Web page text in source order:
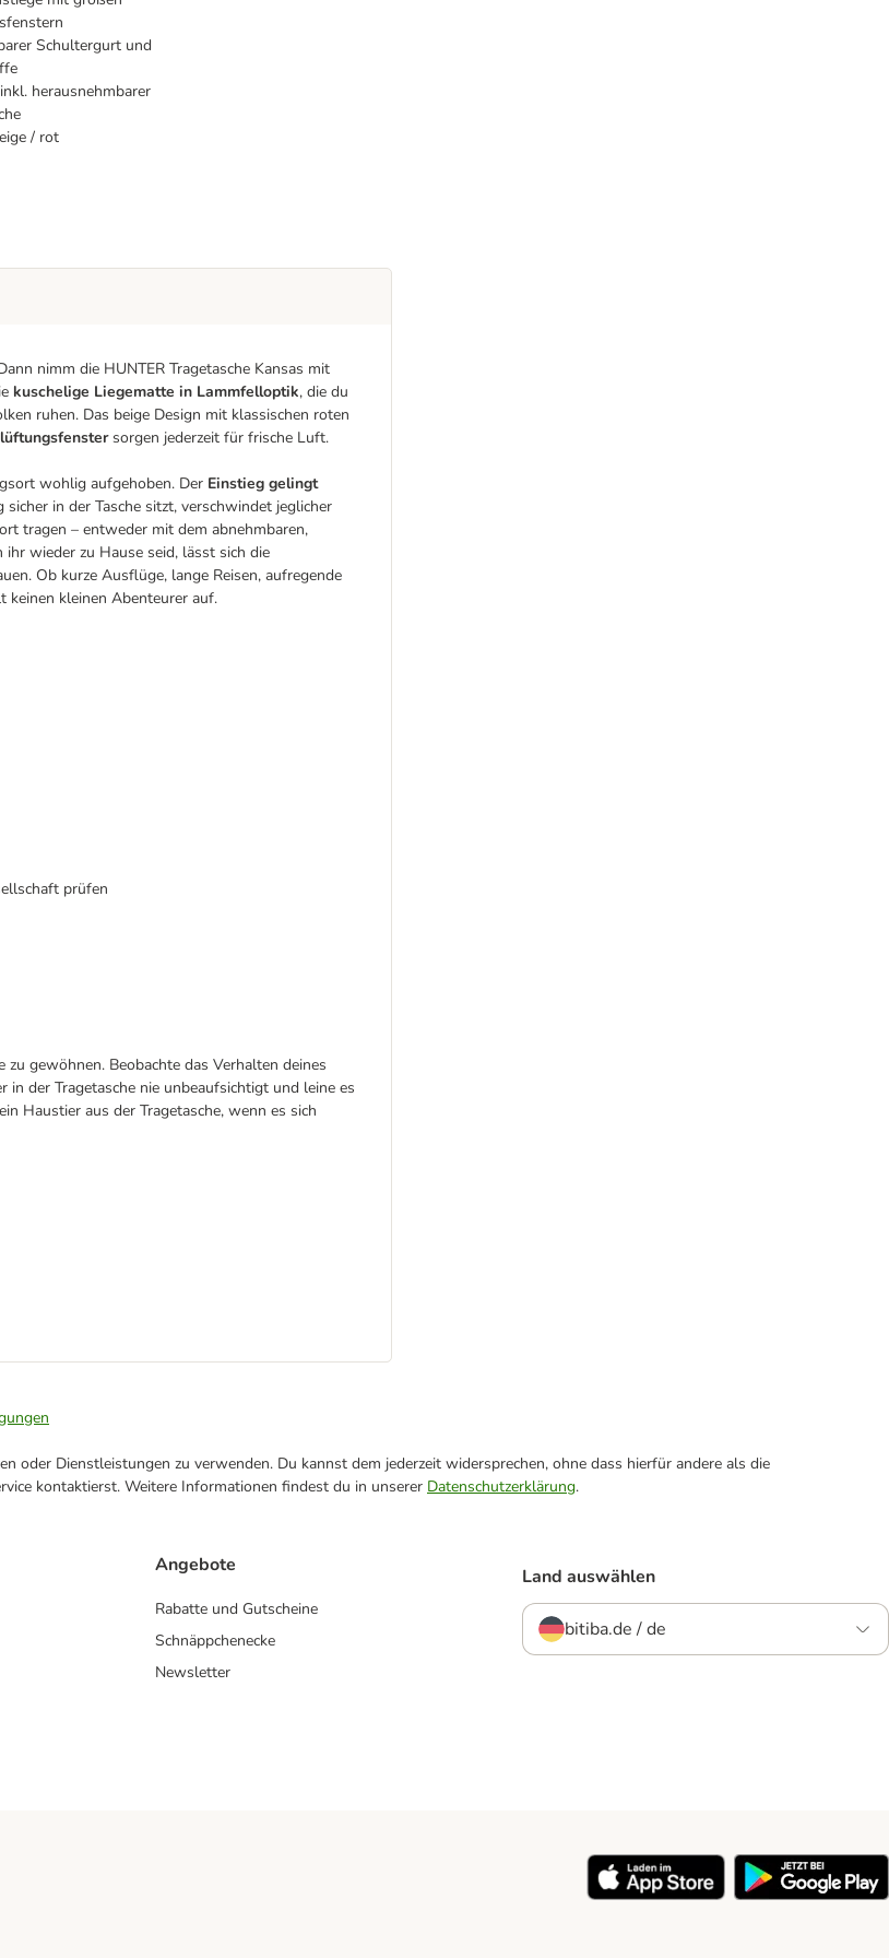
Schultergurt und
herausnehmbarer
/ rot
nimm die HUNTER Tragetasche Kansas mit
kuschelige Liegematte in Lammfelloptik, die du
ruhen. Das beige Design mit klassischen roten
sorgen jederzeit für frische Luft.
wohlig aufgehoben. Der Einstieg gelingt
in der Tasche sitzt, verschwindet jeglicher
tragen – entweder mit dem abnehmbaren,
wieder zu Hause seid, lässt sich die
Ob kurze Ausflüge, lange Reisen, aufregende
keinen kleinen Abenteurer auf.
prüfen
gewöhnen. Beobachte das Verhalten deines
der Tragetasche nie unbeaufsichtigt und leine es
Haustier aus der Tragetasche, wenn es sich
Dienstleistungen zu verwenden. Du kannst dem jederzeit widersprechen, ohne dass hierfür andere als die
kontaktierst. Weitere Informationen findest du in unserer Datenschutzerklärung.
Angebote
Rabatte und Gutscheine
Schnäppchenecke
Newsletter
Land auswählen
bitiba.de / de